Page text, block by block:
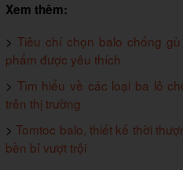
Xem thêm:
>Tiêu chí chọn balo chống
phẩm được yêu thích
> Tìm hiểu về các loại ba lô
trên thị trường
>Tomtoc balo, thiết kế thời
bền bỉ vượt trội